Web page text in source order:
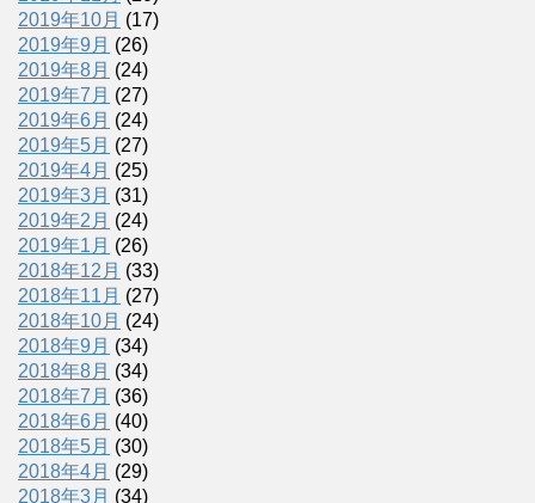
2019年10月 (17)
2019年9月 (26)
2019年8月 (24)
2019年7月 (27)
2019年6月 (24)
2019年5月 (27)
2019年4月 (25)
2019年3月 (31)
2019年2月 (24)
2019年1月 (26)
2018年12月 (33)
2018年11月 (27)
2018年10月 (24)
2018年9月 (34)
2018年8月 (34)
2018年7月 (36)
2018年6月 (40)
2018年5月 (30)
2018年4月 (29)
2018年3月 (34)